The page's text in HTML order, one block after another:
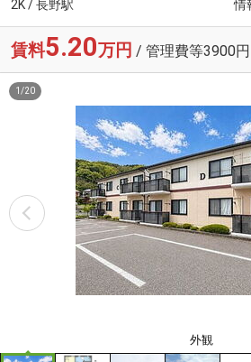
2K / 長野駅 情
賃料5.20万円 / 管理費等3900円
外観
1 /20